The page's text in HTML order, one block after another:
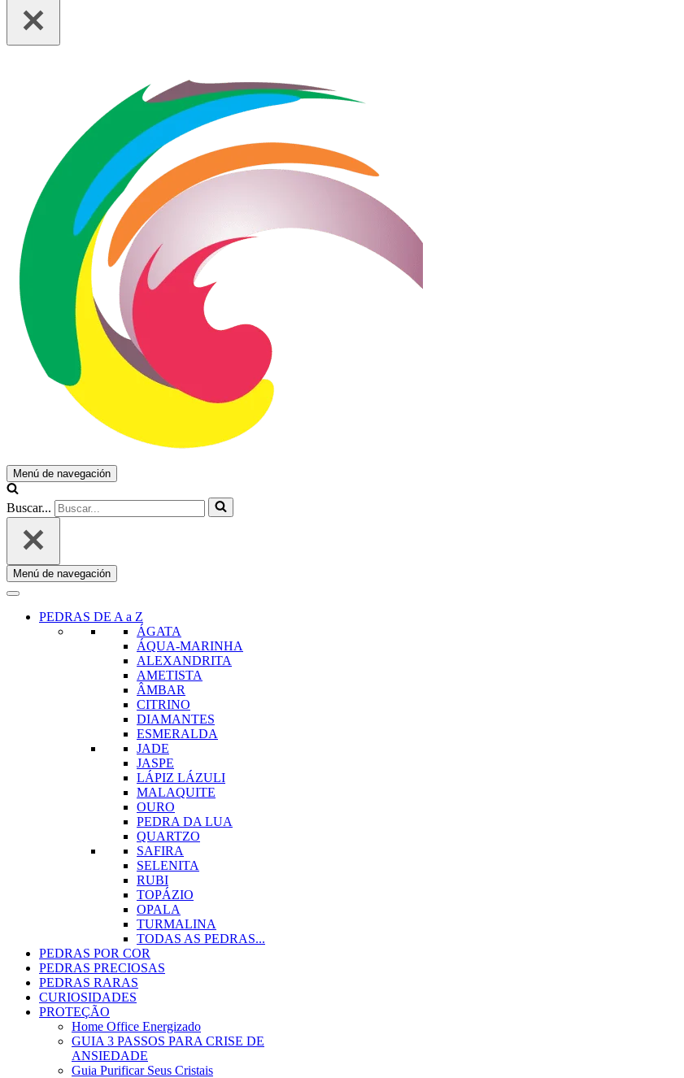
Menú de navegación
Buscar...
Menú de navegación
PEDRAS DE A a Z
ÁGATA
ÁQUA-MARINHA
ALEXANDRITA
AMETISTA
ÂMBAR
CITRINO
DIAMANTES
ESMERALDA
JADE
JASPE
LÁPIZ LÁZULI
MALAQUITE
OURO
PEDRA DA LUA
QUARTZO
SAFIRA
SELENITA
RUBI
TOPÁZIO
OPALA
TURMALINA
TODAS AS PEDRAS...
PEDRAS POR COR
PEDRAS PRECIOSAS
PEDRAS RARAS
CURIOSIDADES
PROTEÇÃO
Home Office Energizado
GUIA 3 PASSOS PARA CRISE DE
ANSIEDADE
Guia Purificar Seus Cristais